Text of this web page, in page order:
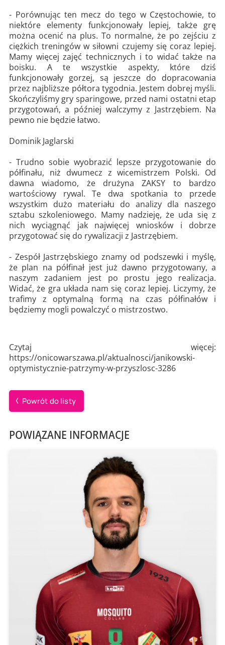
- Porównując ten mecz do tego w Częstochowie, to
niektóre elementy funkcjonowały lepiej, także grę
można ocenić na plus. To normalne, że po zejściu z
ciężkich treningów w siłowni czujemy się coraz lepiej.
Mamy więcej zajęć technicznych i to widać także na
boisku. A te wszystkie aspekty, które dziś
funkcjonowały gorzej, są jeszcze do dopracowania
przez najbliższe półtora tygodnia. Jestem dobrej myśli.
Skończyliśmy gry sparingowe, przed nami ostatni etap
przygotowań, a później walczymy z Jastrzębiem. Na
pewno nie będzie łatwo.
Dominik Jaglarski
- Trudno sobie wyobrazić lepsze przygotowanie do
półfinału, niż dwumecz z wicemistrzem Polski. Od
dawna wiadomo, że drużyna ZAKSY to bardzo
wartościowy rywal. Te dwa spotkania to przede
wszystkim dużo materiału do analizy dla naszego
sztabu szkoleniowego. Mamy nadzieję, że uda się z
nich wyciągnąć jak najwięcej wniosków i dobrze
przygotować się do rywalizacji z Jastrzębiem.
- Zespół Jastrzębskiego znamy od podszewki i myślę,
że plan na półfinał jest już dawno przygotowany, a
naszym zadaniem jest po prostu jego realizacja.
Widać, że gra układa nam się coraz lepiej. Liczymy, że
trafimy z optymalną formą na czas półfinałów i
będziemy mogli powalczyć o mistrzostwo.
Czytaj więcej:
https://onicowarszawa.pl/aktualnosci/janikowski-
optymistycznie-patrzymy-w-przyszlosc-3286
Powrót do listy
POWIĄZANE INFORMACJE